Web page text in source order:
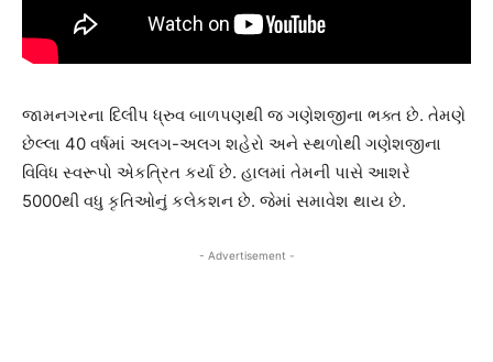
જામનગરના દિલીપ ધ્રુવ બાળપણથી જ ગણેશજીના ભક્ત છે. તેમણે
છેલ્લા 40 વર્ષમાં અલગ-અલગ શહેરો અને સ્થળોથી ગણેશજીના
વિવિધ સ્વરૂપો એકત્રિત કર્યા છે. હાલમાં તેમની પાસે આશરે
5000થી વધુ કૃતિઓનું કલેકશન છે. જેમાં સમાવેશ થાય છે.
- Advertisement -